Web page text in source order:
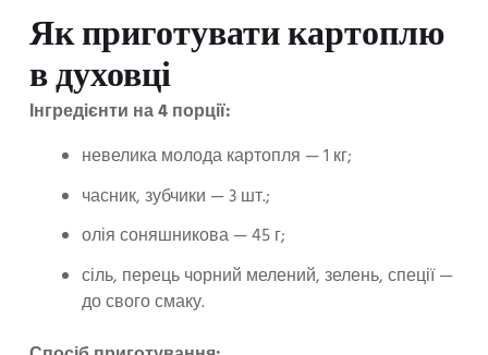
Як приготувати картоплю
в духовці
Інгредієнти на 4 порції:
невелика молода картопля — 1 кг;
часник, зубчики — 3 шт.;
олія соняшникова — 45 г;
сіль, перець чорний мелений, зелень, спеції —
до свого смаку.